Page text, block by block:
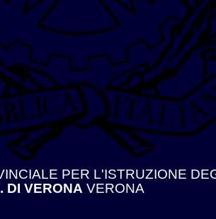
PER L'ISTRUZIONE
DI VERONA VERONA